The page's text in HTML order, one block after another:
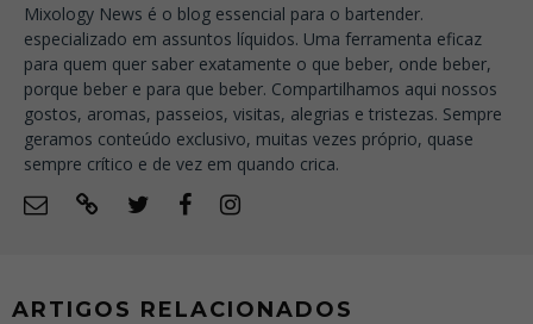
Mixology News é o blog essencial para o bartender.
especializado em assuntos líquidos. Uma ferramenta eficaz
para quem quer saber exatamente o que beber, onde beber,
porque beber e para que beber. Compartilhamos aqui nossos
gostos, aromas, passeios, visitas, alegrias e tristezas. Sempre
geramos conteúdo exclusivo, muitas vezes próprio, quase
sempre crítico e de vez em quando crica.
ARTIGOS RELACIONADOS